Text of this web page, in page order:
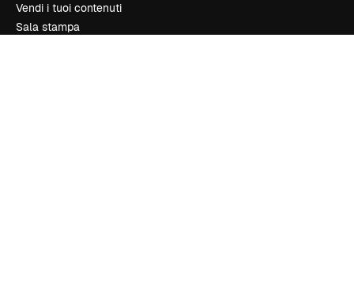
Vendi i tuoi contenuti
Sala stampa